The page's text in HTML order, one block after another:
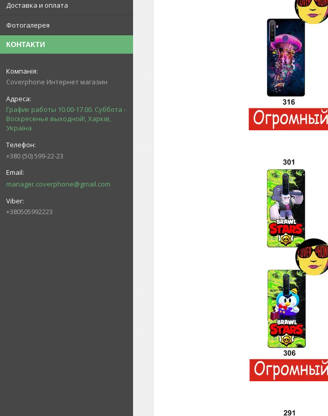
Доставка и оплата
Фотогалерея
КОНТАКТИ
Coverphone Интернет магазин
График работы 10.00-17.00. Суббота -
Воскресенье выходной!, Харків,
Україна
+380 (50) 599-22-23
manager.coverphone@gmail.com
+380505992223